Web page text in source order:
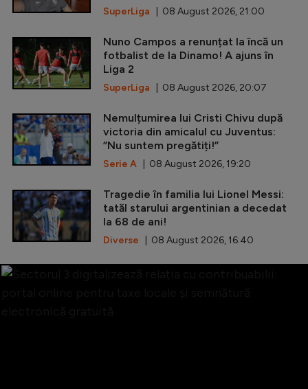
SuperLiga | 08 August 2026, 21:00
Nuno Campos a renunțat la încă un
fotbalist de la Dinamo! A ajuns în
Liga 2
SuperLiga | 08 August 2026, 20:07
Nemulțumirea lui Cristi Chivu după
victoria din amicalul cu Juventus:
”Nu suntem pregătiți!”
Serie A | 08 August 2026, 19:20
Tragedie în familia lui Lionel Messi:
tatăl starului argentinian a decedat
la 68 de ani!
Diverse | 08 August 2026, 16:40